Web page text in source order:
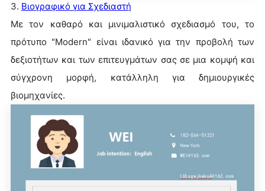
3. Βιογραφικό για Σχεδιαστή
Με τον καθαρό και μινιμαλιστικό σχεδιασμό του, το
πρότυπο "Modern" είναι ιδανικό για την προβολή των
δεξιοτήτων και των επιτευγμάτων σας σε μια κομψή και
σύγχρονη μορφή, κατάλληλη για δημιουργικές
βιομηχανίες.